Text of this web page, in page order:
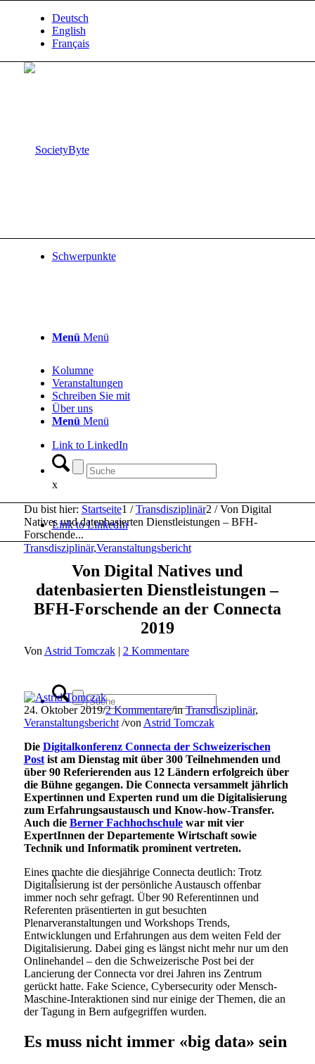
Deutsch
English
Français
Menü Menü
Link to LinkedIn
x
Schwerpunkte
Kolumne
Veranstaltungen
Schreiben Sie mit
Über uns
Menü Menü
Link to LinkedIn
x
Du bist hier: Startseite1 / Transdisziplinär2 / Von Digital
Natives und datenbasierten Dienstleistungen – BFH-
Forschende...
Transdisziplinär,Veranstaltungsbericht
Von Digital Natives und
datenbasierten Dienstleistungen –
BFH-Forschende an der Connecta
2019
Von Astrid Tomczak | 2 Kommentare
24. Oktober 2019/2 Kommentare/inTransdisziplinär,
Veranstaltungsbericht /von Astrid Tomczak
Die Digitalkonferenz Connecta der Schweizerischen
Postist am Dienstag mit über 300 Teilnehmenden und
über 90 Referierenden aus 12 Ländern erfolgreich über
die Bühne gegangen. Die Connecta versammelt jährlich
Expertinnen und Experten rund um die Digitalisierung
zum Erfahrungsaustausch und Know-how-Transfer.
Auch die Berner Fachhochschulewar mit vier
ExpertInnen der Departemente Wirtschaft sowie
Technik und Informatik prominent vertreten.
Eines machte die diesjährige Connecta deutlich: Trotz
Digitalisierung ist der persönliche Austausch offenbar
immer noch sehr gefragt. Über 90 Referentinnen und
Referenten präsentierten in gut besuchten
Plenarveranstaltungen und Workshops Trends,
Entwicklungen und Erfahrungen aus dem weiten Feld der
Digitalisierung. Dabei ging es längst nicht mehr nur um den
Onlinehandel – den die Schweizerische Post bei der
Lancierung der Connecta vor drei Jahren ins Zentrum
gerückt hatte. Fake Science, Cybersecurity oder Mensch-
Maschine-Interaktionen sind nur einige der Themen, die an
der Tagung in Bern aufgegriffen wurden.
Es muss nicht immer «big data» sein